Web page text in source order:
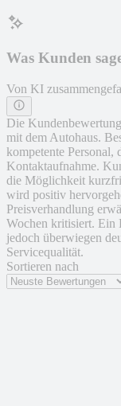
Was Kunden
Von KI
Die
mit dem Autohaus.
kompetente Personal,
Kontaktaufnahme.
die Möglichkeit
wird positiv
Preisverhandlung
Wochen kritisiert. Ein
jedoch überwiegen
Servicequalität.
Sortieren nach